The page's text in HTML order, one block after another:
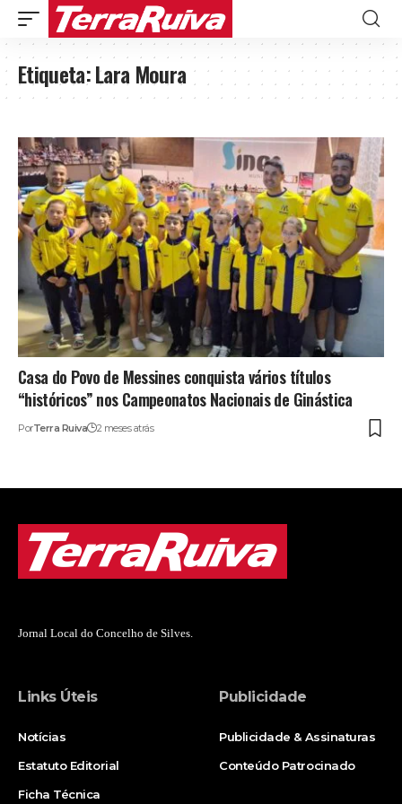
Etiqueta:Lara Moura
Casa do Povo de Messines conquista vários títulos
“históricos” nos Campeonatos Nacionais de Ginástica
PorTerra Ruiva 2 meses atrás
Jornal Local do Concelho de Silves.
Links Úteis
Notícias
Estatuto Editorial
Ficha Técnica
Publicidade
Publicidade & Assinaturas
Conteúdo Patrocinado